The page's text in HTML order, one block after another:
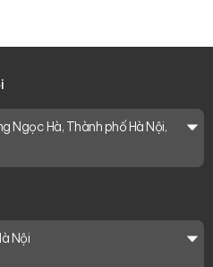
Ngọc Hà, Thành phố Hà Nội,
Nội